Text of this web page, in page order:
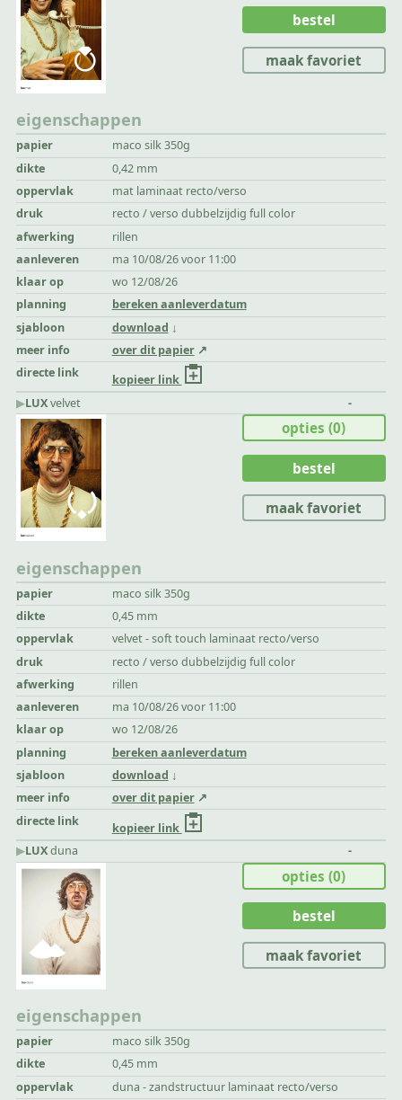
eigenschappen
papier
maco silk 350g
dikte
0,42 mm
oppervlak
mat laminaat recto/verso
druk
recto / verso dubbelzijdig full color
afwerking
rillen
aanleveren
ma 10/08/26 voor 11:00
klaar op
wo 12/08/26
planning
bereken aanleverdatum
sjabloon
download
meer info
over dit papier
directe link
kopieer link
bestel
maak favoriet
▶︎LUXvelvet -
eigenschappen
papier
maco silk 350g
dikte
0,45 mm
oppervlak
velvet - soft touch laminaat recto/verso
druk
recto / verso dubbelzijdig full color
afwerking
rillen
aanleveren
ma 10/08/26 voor 11:00
klaar op
wo 12/08/26
planning
bereken aanleverdatum
sjabloon
download
meer info
over dit papier
directe link
kopieer link
opties(0)
bestel
maak favoriet
▶︎LUXduna -
eigenschappen
papier
maco silk 350g
dikte
0,45 mm
oppervlak
duna - zandstructuur laminaat recto/verso
opties(0)
bestel
maak favoriet